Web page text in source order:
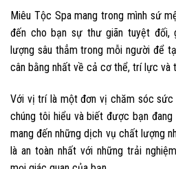
Miêu Tộc Spa mang trong mình sứ
đến cho bạn sự thư giãn tuyệt đối,
lượng sâu thẳm trong mỗi người để
cân bằng nhất về cả cơ thể, trí lực và
Với vị trí là một đơn vị chăm sóc sức
chúng tôi hiểu và biết được bạn
mang đến những dịch vụ chất lượng
là an toàn nhất với những trải